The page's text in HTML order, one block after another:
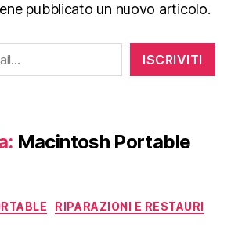
pubblicato un nuovo articolo.
ISCRIVITI
Macintosh Portable
Categorie
RIPARAZIONI E RESTAURI